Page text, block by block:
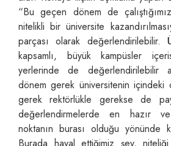
“Bu geçen dönem de
nitelikli bir üniversite
parçası olarak değerlendirilebilir.
kapsamlı, büyük kampüsler
yerlerinde de değerlendirilebilir
dönem gerek üniversitenin içindeki
gerek rektörlükle gerekse de
değerlendirmelerde en hazır ve
noktanın burası olduğu yönünde
Burada hayal ettiğimiz şey,